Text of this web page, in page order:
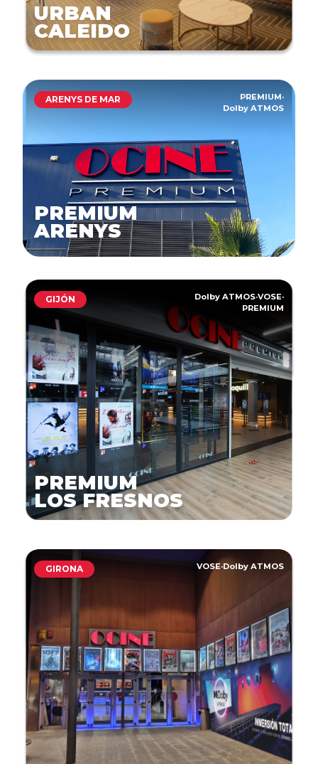
URBAN
CALEIDO
ARENYS DE MAR PREMIUM·
Dolby ATMOS
PREMIUM
ARENYS
GIJÓN Dolby ATMOS·VOSE·
PREMIUM
PREMIUM
LOS FRESNOS
GIRONA VOSE·Dolby ATMOS